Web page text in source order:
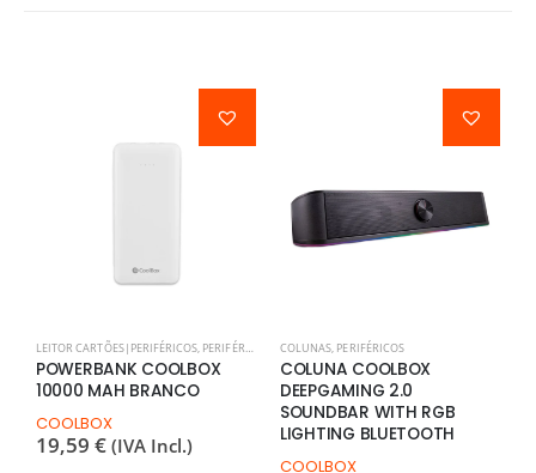
LEITOR CARTÕES|PERIFÉRICOS, PERIFÉRICOS POWERBANKS
POWERBANK COOLBOX
10000 MAH BRANCO
COOLBOX
19,59 € (IVA Incl.)
COLUNAS, PERIFÉRICOS
COLUNA COOLBOX
DEEPGAMING 2.0
SOUNDBAR WITH RGB
LIGHTING BLUETOOTH
COOLBOX